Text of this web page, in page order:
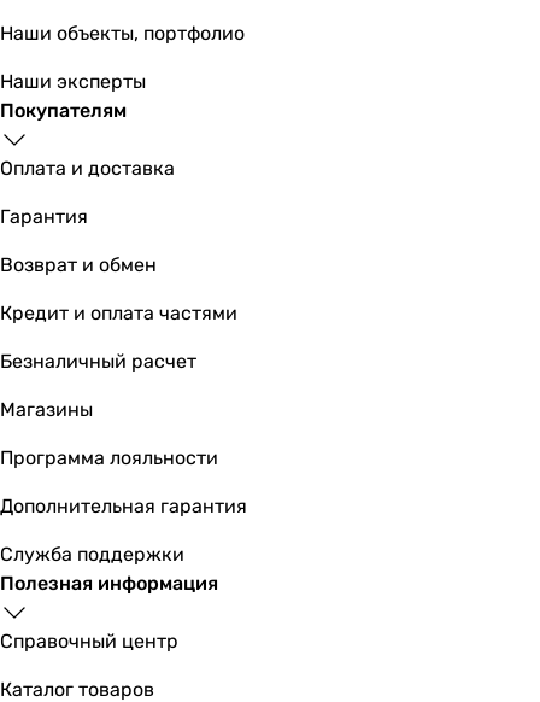
Наши объекты, портфолио
Наши эксперты
Покупателям
Оплата и доставка
Гарантия
Возврат и обмен
Кредит и оплата частями
Безналичный расчет
Магазины
Программа лояльности
Дополнительная гарантия
Служба поддержки
Полезная информация
Справочный центр
Каталог товаров